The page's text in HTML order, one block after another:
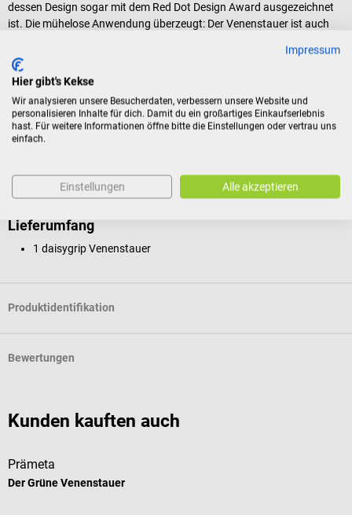
dessen Design sogar mit dem Red Dot Design Award ausgezeichnet
ist. Die mühelose Anwendung überzeugt: Der Venenstauer ist auch
Durch den selbstfindenden Magnetschluss ist die Handhabung
besonders leicht und intuitiv. Das Stauband des Venenstauers
überzeugt durch sein hautfreundliches, DEKRA-zertifiziertes Material.
Das latexfreie Silikon ermöglicht durch seine glatte Oberfläche
einerseits eine einfache, gründliche Desinfektion. Andererseits
verhindert es das Einklemmen und Abschnüren der Haut, das bei
Patienten werden die hygienische und komfortable Untersuchung zu
schätzen wissen!
Lieferumfang
1 daisygrip Venenstauer
Produktidentifikation
Bewertungen
Kunden kauften auch
Prämeta
Der Grüne Venenstauer
Impressum
Hier gibt's Kekse
Wir analysieren unsere Besucherdaten, verbessern unsere Website und
personalisieren Inhalte für dich. Damit du ein großartiges Einkaufserlebnis
hast. Für weitere Informationen öffne bitte die Einstellungen oder vertrau uns
einfach.
Einstellungen Alle akzeptieren